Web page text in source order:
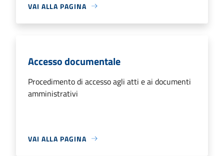
VAI ALLA PAGINA
Accesso documentale
Procedimento di accesso agli atti e ai documenti
amministrativi
VAI ALLA PAGINA